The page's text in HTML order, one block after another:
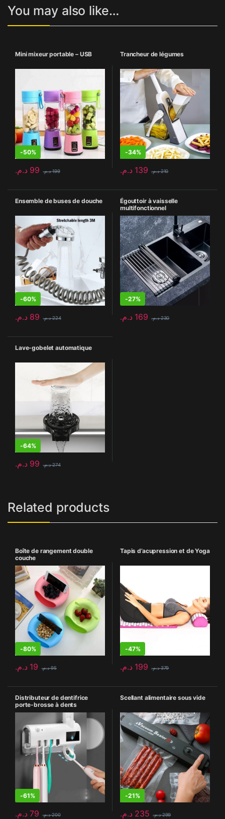
You may also like…
Mini mixeur portable – USB
-50%
99 د.م. 199 د.م.
Trancheur de légumes
-34%
139 د.م. 210 د.م.
Ensemble de buses de douche
-60%
89 د.م. 224 د.م.
Égouttoir à vaisselle
multifonctionnel
-27%
169 د.م. 230 د.م.
Lave-gobelet automatique
-64%
99 د.م. 274 د.م.
Related products
Boîte de rangement double
couche
-80%
19 د.م. 95 د.م.
Tapis d’acupression et de Yoga
-47%
199 د.م. 379 د.م.
Distributeur de dentifrice
porte-brosse à dents
-61%
79 د.م. 200 د.م.
Scellant alimentaire sous vide
-21%
235 د.م. 299 د.م.